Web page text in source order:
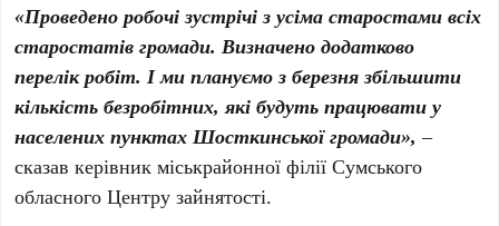
«Проведено робочі зустрічі з усіма старостами всіх
старостатів громади. Визначено додатково
перелік робіт. І ми плануємо з березня збільшити
кількість безробітних, які будуть працювати у
населених пунктах Шосткинської громади», –
сказав керівник міськрайонної філії Сумського
обласного Центру зайнятості.